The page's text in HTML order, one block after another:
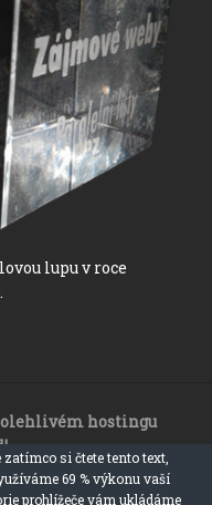
lupu v roce
.
hostingu
- 2023
zpravodajský web
si čtete tento text,
69 % výkonu vaší
prohlížeče vám ukládáme